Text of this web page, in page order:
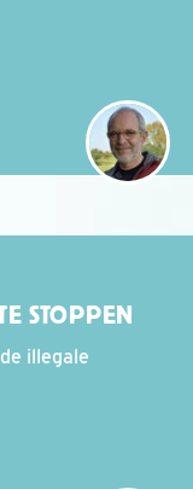
STOPPEN
illegale